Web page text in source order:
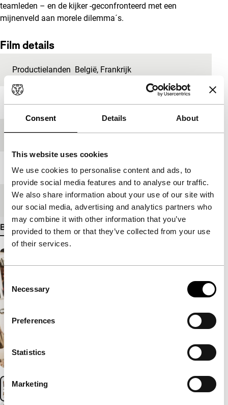
Consent Details About
This website uses cookies
We use cookies to personalise content and ads, to
provide social media features and to analyse our traffic.
We also share information about your use of our site with
our social media, advertising and analytics partners who
may combine it with other information that you’ve
provided to them or that they’ve collected from your use
of their services.
Consent
Selection
Necessary
Preferences
Statistics
Marketing
teamleden – en de kijker -geconfronteerd met een
mijnenveld aan morele dilemma´s.
Film details
Productielanden België, Frankrijk
Jaar 2015
Festivaleditie IFFR 2016
Lengte 112'
Medium/FormaatDCP
Bekijk meer details